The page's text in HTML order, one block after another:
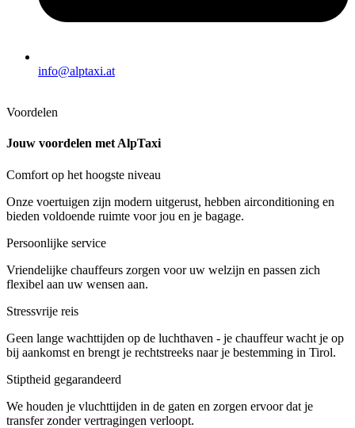
info@alptaxi.at
Voordelen
Jouw voordelen met AlpTaxi
Comfort op het hoogste niveau
Onze voertuigen zijn modern uitgerust, hebben airconditioning en
bieden voldoende ruimte voor jou en je bagage.
Persoonlijke service
Vriendelijke chauffeurs zorgen voor uw welzijn en passen zich
flexibel aan uw wensen aan.
Stressvrije reis
Geen lange wachttijden op de luchthaven - je chauffeur wacht je op
bij aankomst en brengt je rechtstreeks naar je bestemming in Tirol.
Stiptheid gegarandeerd
We houden je vluchttijden in de gaten en zorgen ervoor dat je
transfer zonder vertragingen verloopt.